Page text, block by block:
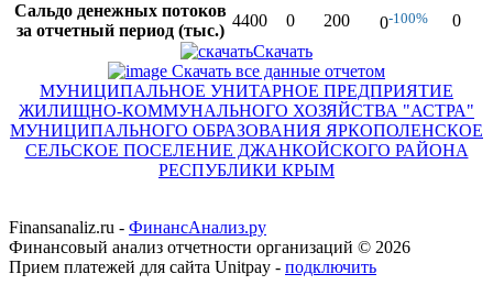
Сальдо денежных потоков
за отчетный период (тыс.)
4400 0 200 0-100%
0
Скачать
Скачать все данные отчетом
МУНИЦИПАЛЬНОЕ УНИТАРНОЕ ПРЕДПРИЯТИЕ
ЖИЛИЩНО-КОММУНАЛЬНОГО ХОЗЯЙСТВА "АСТРА"
МУНИЦИПАЛЬНОГО ОБРАЗОВАНИЯ ЯРКОПОЛЕНСКОЕ
СЕЛЬСКОЕ ПОСЕЛЕНИЕ ДЖАНКОЙСКОГО РАЙОНА
РЕСПУБЛИКИ КРЫМ
Finansanaliz.ru - ФинанcАнализ.ру
Финансовый анализ отчетности организаций © 2026
Прием платежей для сайта Unitpay - подключить